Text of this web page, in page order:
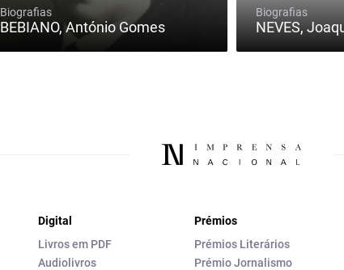
Biografias
BEBIANO, António Gomes
Biografias
NEVES,
Digital
Livros em PDF
Audiolivros
Prémios
Prémios Literários
Prémio Jornalismo